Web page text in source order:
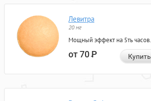
Левитра
20 мг
Мощный эффект на 5ть часов.
от 70Р Купить